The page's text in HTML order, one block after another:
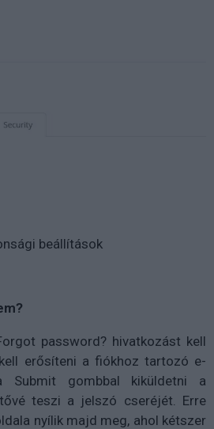
beállítások
password? hivatkozást kell
erősíteni a fiókhoz tartozó e-
gombbal kiküldetni a
teszi a jelszó cseréjét. Erre
nyílik majd meg, ahol kétszer